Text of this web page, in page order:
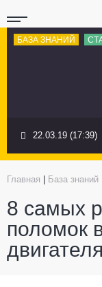
БАЗА ЗНАНИЙ
22.03.19 (17:39)
Главная База знаний
8 самых
поломок